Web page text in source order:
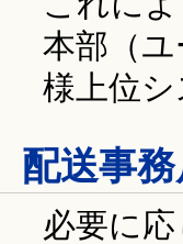
本部（
様上位
配送事
必要に